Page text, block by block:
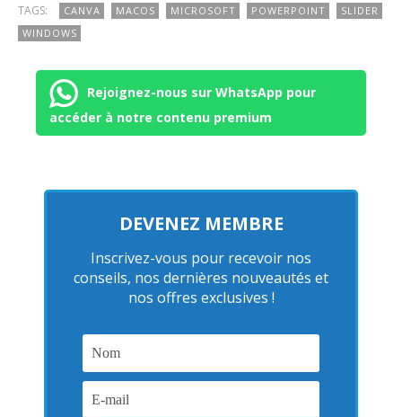
TAGS: CANVA MACOS MICROSOFT POWERPOINT
SLIDER
WINDOWS
Rejoignez-nous sur WhatsApp pour
accéder à notre contenu premium
DEVENEZ MEMBRE
Inscrivez-vous pour recevoir nos
conseils, nos dernières nouveautés et
nos offres exclusives !